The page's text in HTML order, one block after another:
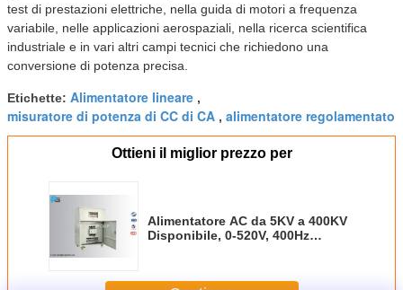
test di prestazioni elettriche, nella guida di motori a frequenza
variabile, nelle applicazioni aerospaziali, nella ricerca scientifica
industriale e in vari altri campi tecnici che richiedono una
conversione di potenza precisa.
Etichette: Alimentatore lineare ,
misuratore di potenza di CC di CA , alimentatore regolamentato
Ottieni il miglior prezzo per
Alimentatore AC da 5KV a 400KV
Disponibile, 0-520V, 400Hz